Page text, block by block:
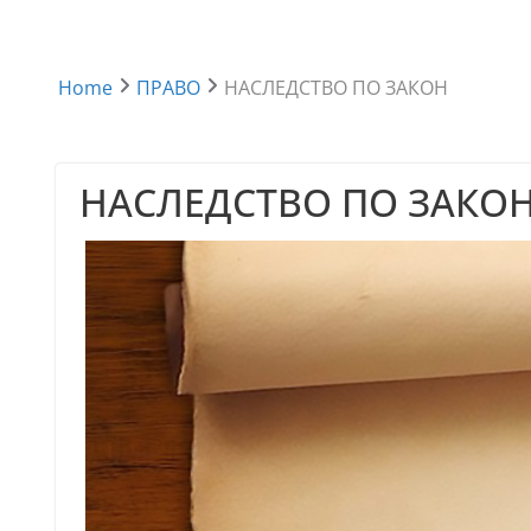
Home ПРАВО НАСЛЕДСТВО ПО ЗАКОН
НАСЛЕДСТВО ПО